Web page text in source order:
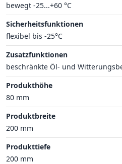
bewegt -25...+60 °C
Sicherheitsfunktionen
flexibel bis -25°C
Zusatzfunktionen
beschränkte Öl- und
Produkthöhe
80 mm
Produktbreite
200 mm
Produkttiefe
200 mm